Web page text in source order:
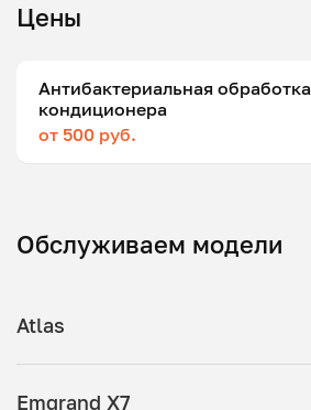
Цены
Антибактериальная обработка
кондиционера
от 500 руб.
Обслуживаем модели
Atlas
Emgrand X7